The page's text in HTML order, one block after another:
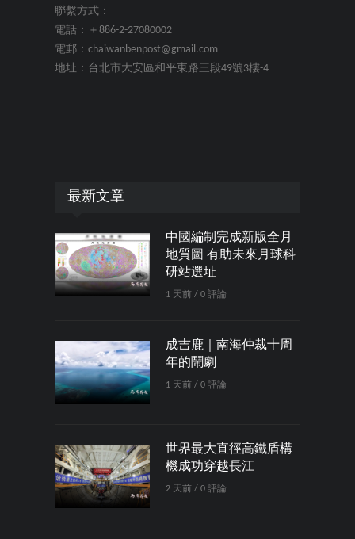
聯繫方式：
電話：＋886-2-27080002
電郵：chaiwanbenpost@gmail.com
地址：台北市大安區和平東路三段49號3樓-4
最新文章
中國編制完成新版全月
地質圖 有助未來月球科
研站選址
1 天前 / 0 評論
成吉鹿｜南海仲裁十周
年的鬧劇
1 天前 / 0 評論
世界最大直徑高鐵盾構
機成功穿越長江
2 天前 / 0 評論